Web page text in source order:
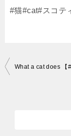
#猫#cat#スコテ
投
What a cat does 【